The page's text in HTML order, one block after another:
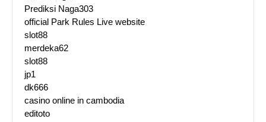
Prediksi Naga303
official Park Rules Live website
slot88
merdeka62
slot88
jp1
dk666
casino online in cambodia
editoto